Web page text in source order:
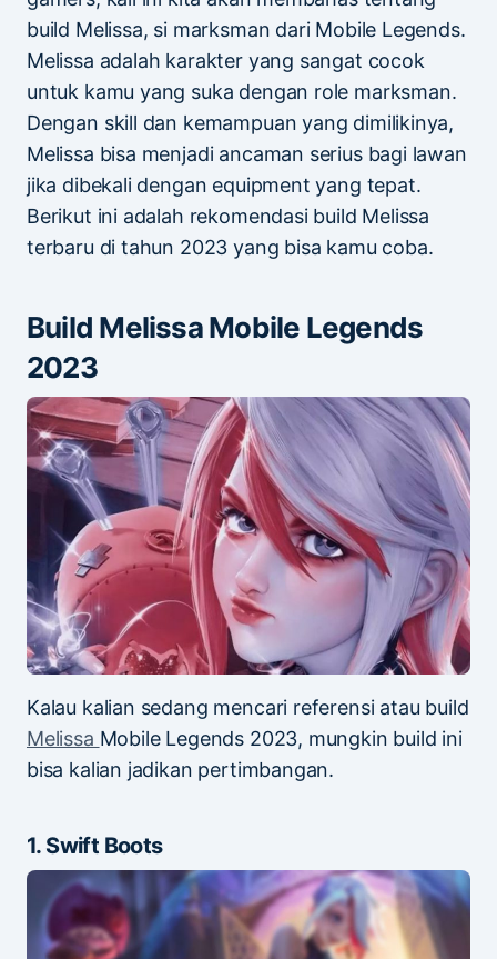
build Melissa, si marksman dari Mobile Legends.
Melissa adalah karakter yang sangat cocok
untuk kamu yang suka dengan role marksman.
Dengan skill dan kemampuan yang dimilikinya,
Melissa bisa menjadi ancaman serius bagi lawan
jika dibekali dengan equipment yang tepat.
Berikut ini adalah rekomendasi build Melissa
terbaru di tahun 2023 yang bisa kamu coba.
Build Melissa Mobile Legends
2023
Kalau kalian sedang mencari referensi atau build
Melissa Mobile Legends 2023, mungkin build ini
bisa kalian jadikan pertimbangan.
1. Swift Boots